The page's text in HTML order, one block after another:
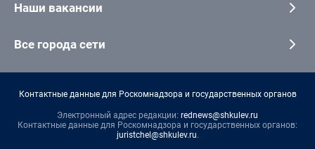
Наши вакансии
Все города сети
Контактные данные для Роскомнадзора и государственных органов
Электронный адрес редакции: rednews@shkulev.ru
Контактные данные для Роскомнадзора и государственных органов:
juristchel@shkulev.ru.